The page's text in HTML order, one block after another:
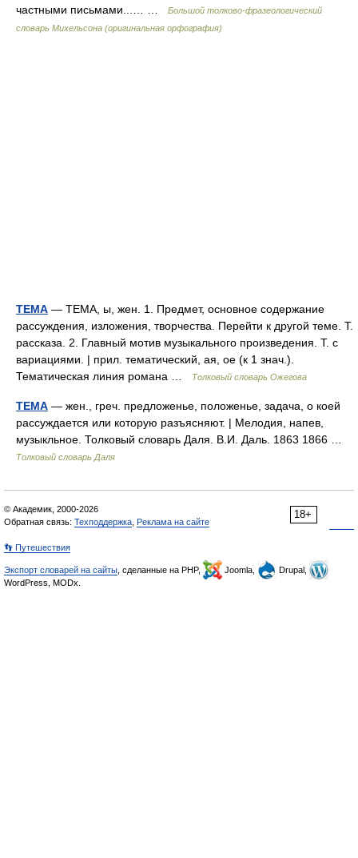
частными письмами...… …
Большой толково-фразеологический
словарь Михельсона (оригинальная орфография)
ТЕМА — ТЕМА, ы, жен. 1. Предмет, основное содержание
рассуждения, изложения, творчества. Перейти к другой теме. Т.
рассказа. 2. Главный мотив музыкального произведения. Т. с
вариациями. | прил. тематический, ая, ое (к 1 знач.).
Тематическая линия романа …
Толковый словарь Ожегова
ТЕМА — жен., греч. предложенье, положенье, задача, о коей
рассуждается или которую разъясняют. | Мелодия, напев,
музыкльное. Толковый словарь Даля. В.И. Даль. 1863 1866 …
Толковый словарь Даля
18+
© Академик, 2000-2026
Обратная связь: Техподдержка Реклама на сайте
👣 Путешествия
Экспорт словарей на сайты , сделанные на PHP, Joomla,
Drupal,
WordPress, MODx.